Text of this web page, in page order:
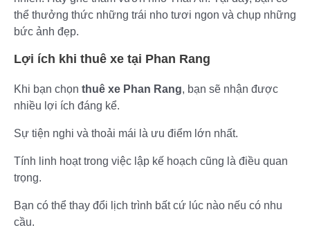
thể thưởng thức những trái nho tươi ngon và chụp những
bức ảnh đẹp.
Lợi ích khi thuê xe tại Phan Rang
Khi bạn chọn thuê xe Phan Rang, bạn sẽ nhận được
nhiều lợi ích đáng kể.
Sự tiện nghi và thoải mái là ưu điểm lớn nhất.
Tính linh hoạt trong việc lập kế hoạch cũng là điều quan
trọng.
Bạn có thể thay đổi lịch trình bất cứ lúc nào nếu có nhu
cầu.